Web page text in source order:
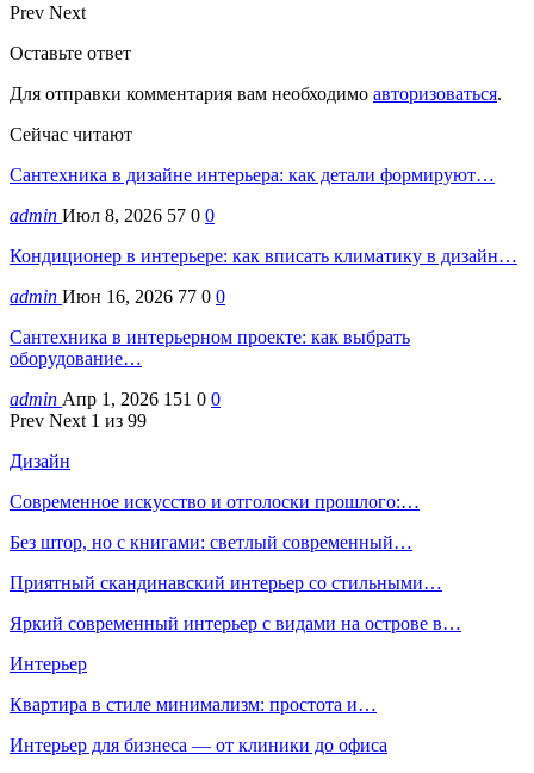
Prev Next
Оставьте ответ
Для отправки комментария вам необходимо авторизоваться.
Сейчас читают
Сантехника в дизайне интерьера: как детали формируют…
admin Июл 8, 2026 57 0 0
Кондиционер в интерьере: как вписать климатику в дизайн…
admin Июн 16, 2026 77 0 0
Сантехника в интерьерном проекте: как выбрать
оборудование…
admin Апр 1, 2026 151 0 0
Prev Next 1 из 99
Дизайн
Современное искусство и отголоски прошлого:…
Без штор, но с книгами: светлый современный…
Приятный скандинавский интерьер со стильными…
Яркий современный интерьер с видами на острове в…
Интерьер
Квартира в стиле минимализм: простота и…
Интерьер для бизнеса — от клиники до офиса